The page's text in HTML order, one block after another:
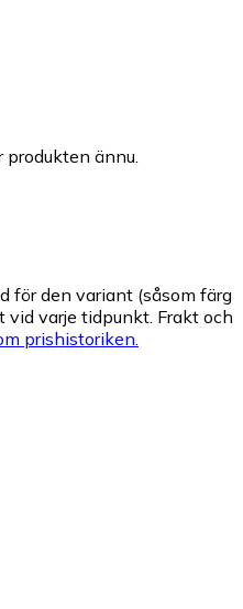
ännu.
för den variant (såsom färg
varje tidpunkt. Frakt och
prishistoriken.